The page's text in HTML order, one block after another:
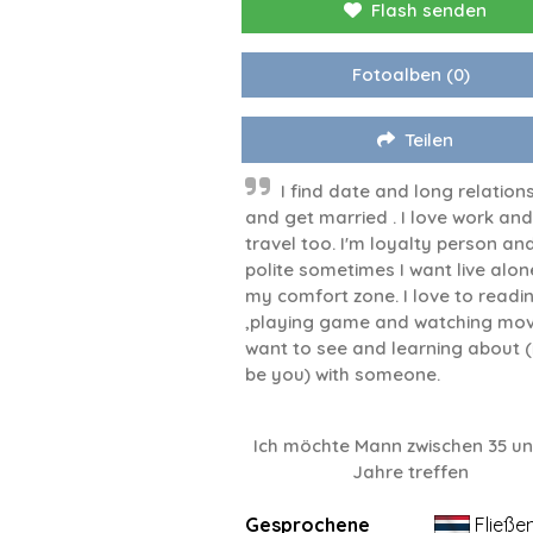
Flash senden
Fotoalben (0)
Teilen
I find date and long
and get married . I love work and
travel too. I'm loyalty person
polite sometimes I want live
my comfort zone. I love to
,playing game and watching
want to see and learning about
be you) with someone.
Ich möchte Mann zwischen 35
Jahre treffen
Gesprochene